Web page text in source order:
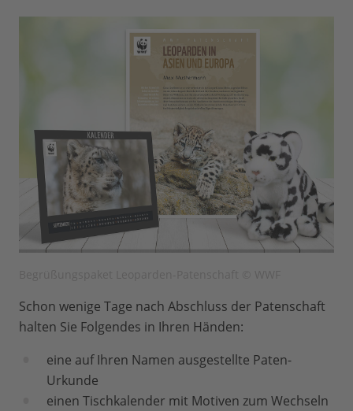
Schon wenige Tage nach Abschluss der Patenschaft
halten Sie Folgendes in Ihren Händen:
eine auf Ihren Namen ausgestellte Paten-
Urkunde
einen Tischkalender mit Motiven zum Wechseln